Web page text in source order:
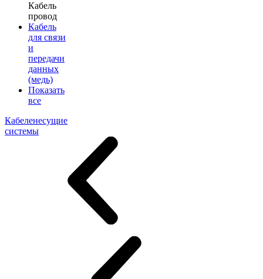
Кабель
провод
Кабель
для связи
и
передачи
данных
(медь)
Показать
все
Кабеленесущие
системы